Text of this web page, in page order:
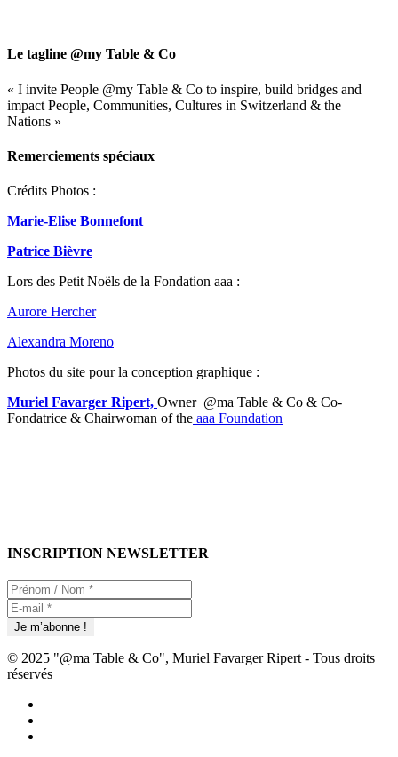
Le tagline @my Table & Co
« I invite People @my Table & Co to inspire, build bridges and
impact People, Communities, Cultures in Switzerland & the
Nations »
Remerciements spéciaux
Crédits Photos :
Marie-Elise Bonnefont
Patrice Bièvre
Lors des Petit Noëls de la Fondation aaa :
Aurore Hercher
Alexandra Moreno
Photos du site pour la conception graphique :
Muriel Favarger Ripert, Owner @ma Table & Co & Co-
Fondatrice & Chairwoman of the aaa Foundation
INSCRIPTION NEWSLETTER
© 2025 "@ma Table & Co", Muriel Favarger Ripert - Tous droits
réservés